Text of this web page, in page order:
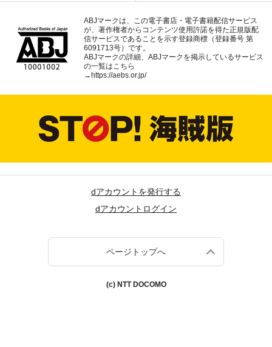
ABJマークは、この電子書店・電子書籍配信サービス
が、著作権者からコンテンツ使用許諾を得た正規版配
信サービスであることを示す登録商標（登録番号 第
6091713号）です。
ABJマークの詳細、ABJマークを掲示しているサービス
の一覧はこちら
→ https://aebs.or.jp/
dアカウントを発行する
dアカウントログイン
ページトップへ
(c) NTT DOCOMO